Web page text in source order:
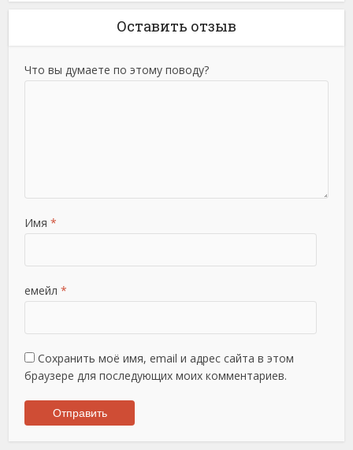
Оставить отзыв
Что вы думаете по этому поводу?
Имя *
емейл *
Сохранить моё имя, email и адрес сайта в этом
браузере для последующих моих комментариев.